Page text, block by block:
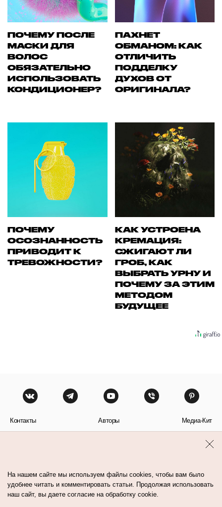
ПОЧЕМУ ПОСЛЕ
МАСКИ ДЛЯ
ВОЛОС
ОБЯЗАТЕЛЬНО
ИСПОЛЬЗОВАТЬ
КОНДИЦИОНЕР?
ПАХНЕТ
ОБМАНОМ: КАК
ОТЛИЧИТЬ
ПОДДЕЛКУ
ДУХОВ ОТ
ОРИГИНАЛА?
ПОЧЕМУ
ОСОЗНАННОСТЬ
ПРИВОДИТ К
ТРЕВОЖНОСТИ?
КАК УСТРОЕНА
КРЕМАЦИЯ:
СЖИГАЮТ ЛИ
ГРОБ, КАК
ВЫБРАТЬ УРНУ И
ПОЧЕМУ ЗА ЭТИМ
МЕТОДОМ
БУДУЩЕЕ
Контакты Авторы Медиа-Кит
На нашем сайте мы используем файлы cookies, чтобы вам было
удобнее читать и комментировать статьи. Продолжая использовать
наш сайт, вы даете согласие на обработку cookie.